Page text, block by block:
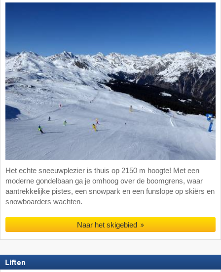
Het echte sneeuwplezier is thuis op 2150 m hoogte! Met een
moderne gondelbaan ga je omhoog over de boomgrens, waar
aantrekkelijke pistes, een snowpark en een funslope op skiërs en
snowboarders wachten.
Naar het skigebied
Liften